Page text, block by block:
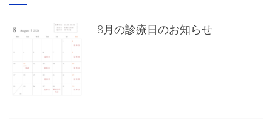
8月の診療日のお知らせ